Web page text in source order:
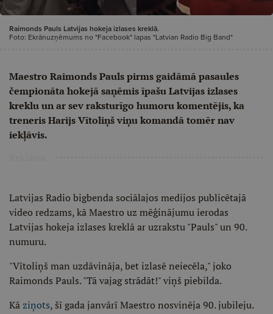
Raimonds Pauls Latvijas hokeja izlases kreklā.
Foto: Ekrānuzņēmums no "Facebook" lapas "Latvian Radio Big Band"
Maestro Raimonds Pauls pirms gaidāmā pasaules
čempionāta hokejā saņēmis īpašu Latvijas izlases
kreklu un ar sev raksturīgo humoru komentējis, ka
treneris Harijs Vītoliņš viņu komandā tomēr nav
iekļāvis.
Latvijas Radio bigbenda sociālajos medijos publicētajā
video redzams, kā Maestro uz mēģinājumu ierodas
Latvijas hokeja izlases kreklā ar uzrakstu "Pauls" un 90.
numuru.
"Vītoliņš man uzdāvināja, bet izlasē neiecēla," joko
Raimonds Pauls. "Tā vajag strādāt!" viņš piebilda.
Kāziņots, šī gada janvārī Maestro nosvinēja 90. jubileju.